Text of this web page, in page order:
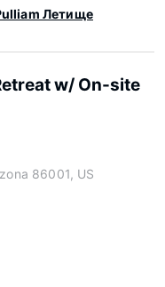
Летище
w/ On-site
86001, US